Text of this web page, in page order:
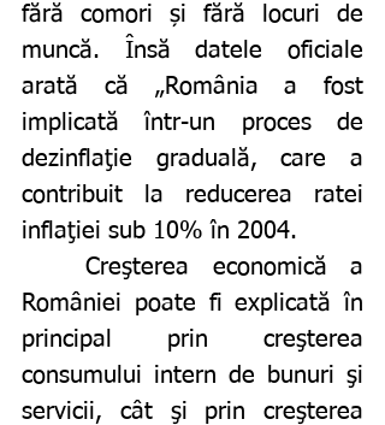
fără comori și fără locuri de
muncă. Însă datele oficiale
arată că „România a fost
implicată într-un proces de
dezinflaţie graduală, care a
contribuit la reducerea ratei
inflaţiei sub 10% în 2004.
	Creşterea economică a
României poate fi explicată în
principal prin creşterea
consumului intern de bunuri şi
servicii, cât şi prin creşterea